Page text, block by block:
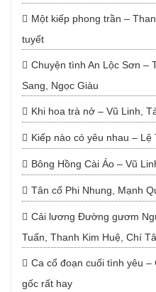
Một kiếp phong trần –
tuyết
Chuyện tình An Lộc Sơn –
Sang, Ngọc Giàu
Khi hoa trà nở – Vũ Linh,
Kiếp nào có yêu nhau –
Bông Hồng Cài Áo – Vũ
Tân cổ Phi Nhung, Mạnh
Cải lương Đường gươm
Tuấn, Thanh Kim Huệ, Chí
Ca cổ đoạn cuối tình yêu –
gốc rất hay